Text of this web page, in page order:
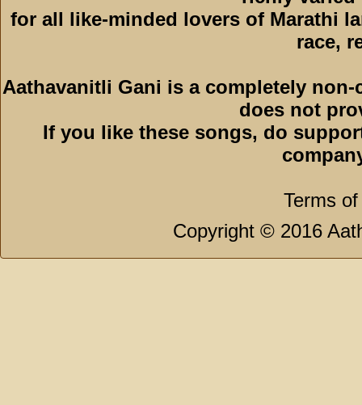
for all like-minded lovers of Marathi
race,
Aathavanitli Gani is a completely
does not
If you like these songs, do
Terms
Copyright © 2016